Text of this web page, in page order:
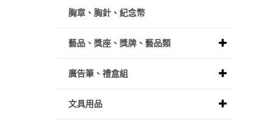
胸章、胸針、紀念幣
藝品、獎座、獎牌、藝品類
廣告筆、禮盒組
文具用品